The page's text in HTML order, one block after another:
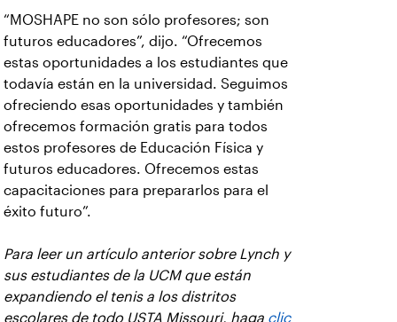
“MOSHAPE no son sólo profesores; son
futuros educadores”, dijo. “Ofrecemos
estas oportunidades a los estudiantes que
todavía están en la universidad. Seguimos
ofreciendo esas oportunidades y también
ofrecemos formación gratis para todos
estos profesores de Educación Física y
futuros educadores. Ofrecemos estas
capacitaciones para prepararlos para el
éxito futuro”.
Para leer un artículo anterior sobre Lynch y
sus estudiantes de la UCM que están
expandiendo el tenis a los distritos
escolares de todo USTA Missouri, haga clic